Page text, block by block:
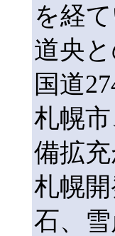
を経
道央
国道
札幌
備拡
札幌
石、